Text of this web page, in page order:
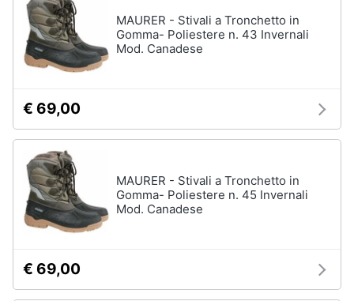
Beauty
Giocattoli
infanzia
Fotografia
Casalinghi
Abbigliamento
Sport
Vedi
tutti
Sneakers
Scarpe
Anfibi
Ciabatte
Vedi
MAURER - Stivali a Tronchetto in
Gomma- Poliestere n. 43 Invernali
Mod. Canadese
€ 69,00
MAURER - Stivali a Tronchetto in
Gomma- Poliestere n. 45 Invernali
Mod. Canadese
€ 69,00